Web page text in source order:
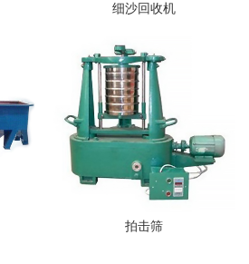
细沙回收机
拍击筛